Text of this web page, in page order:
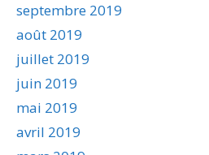
septembre 2019
août 2019
juillet 2019
juin 2019
mai 2019
avril 2019